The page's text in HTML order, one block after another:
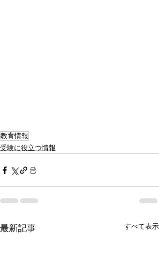
教育情報
受験に役立つ情報
最新記事 すべて表示